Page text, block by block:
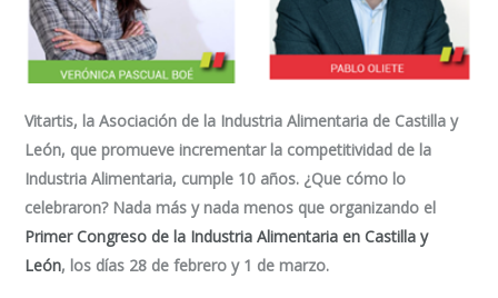
Vitartis, la Asociación de la Industria Alimentaria de Castilla y
León, que promueve incrementar la competitividad de la
Industria Alimentaria, cumple 10 años. ¿Que cómo lo
celebraron? Nada más y nada menos que organizando el
Primer Congreso de la Industria Alimentaria en Castilla y
León, los días 28 de febrero y 1 de marzo.